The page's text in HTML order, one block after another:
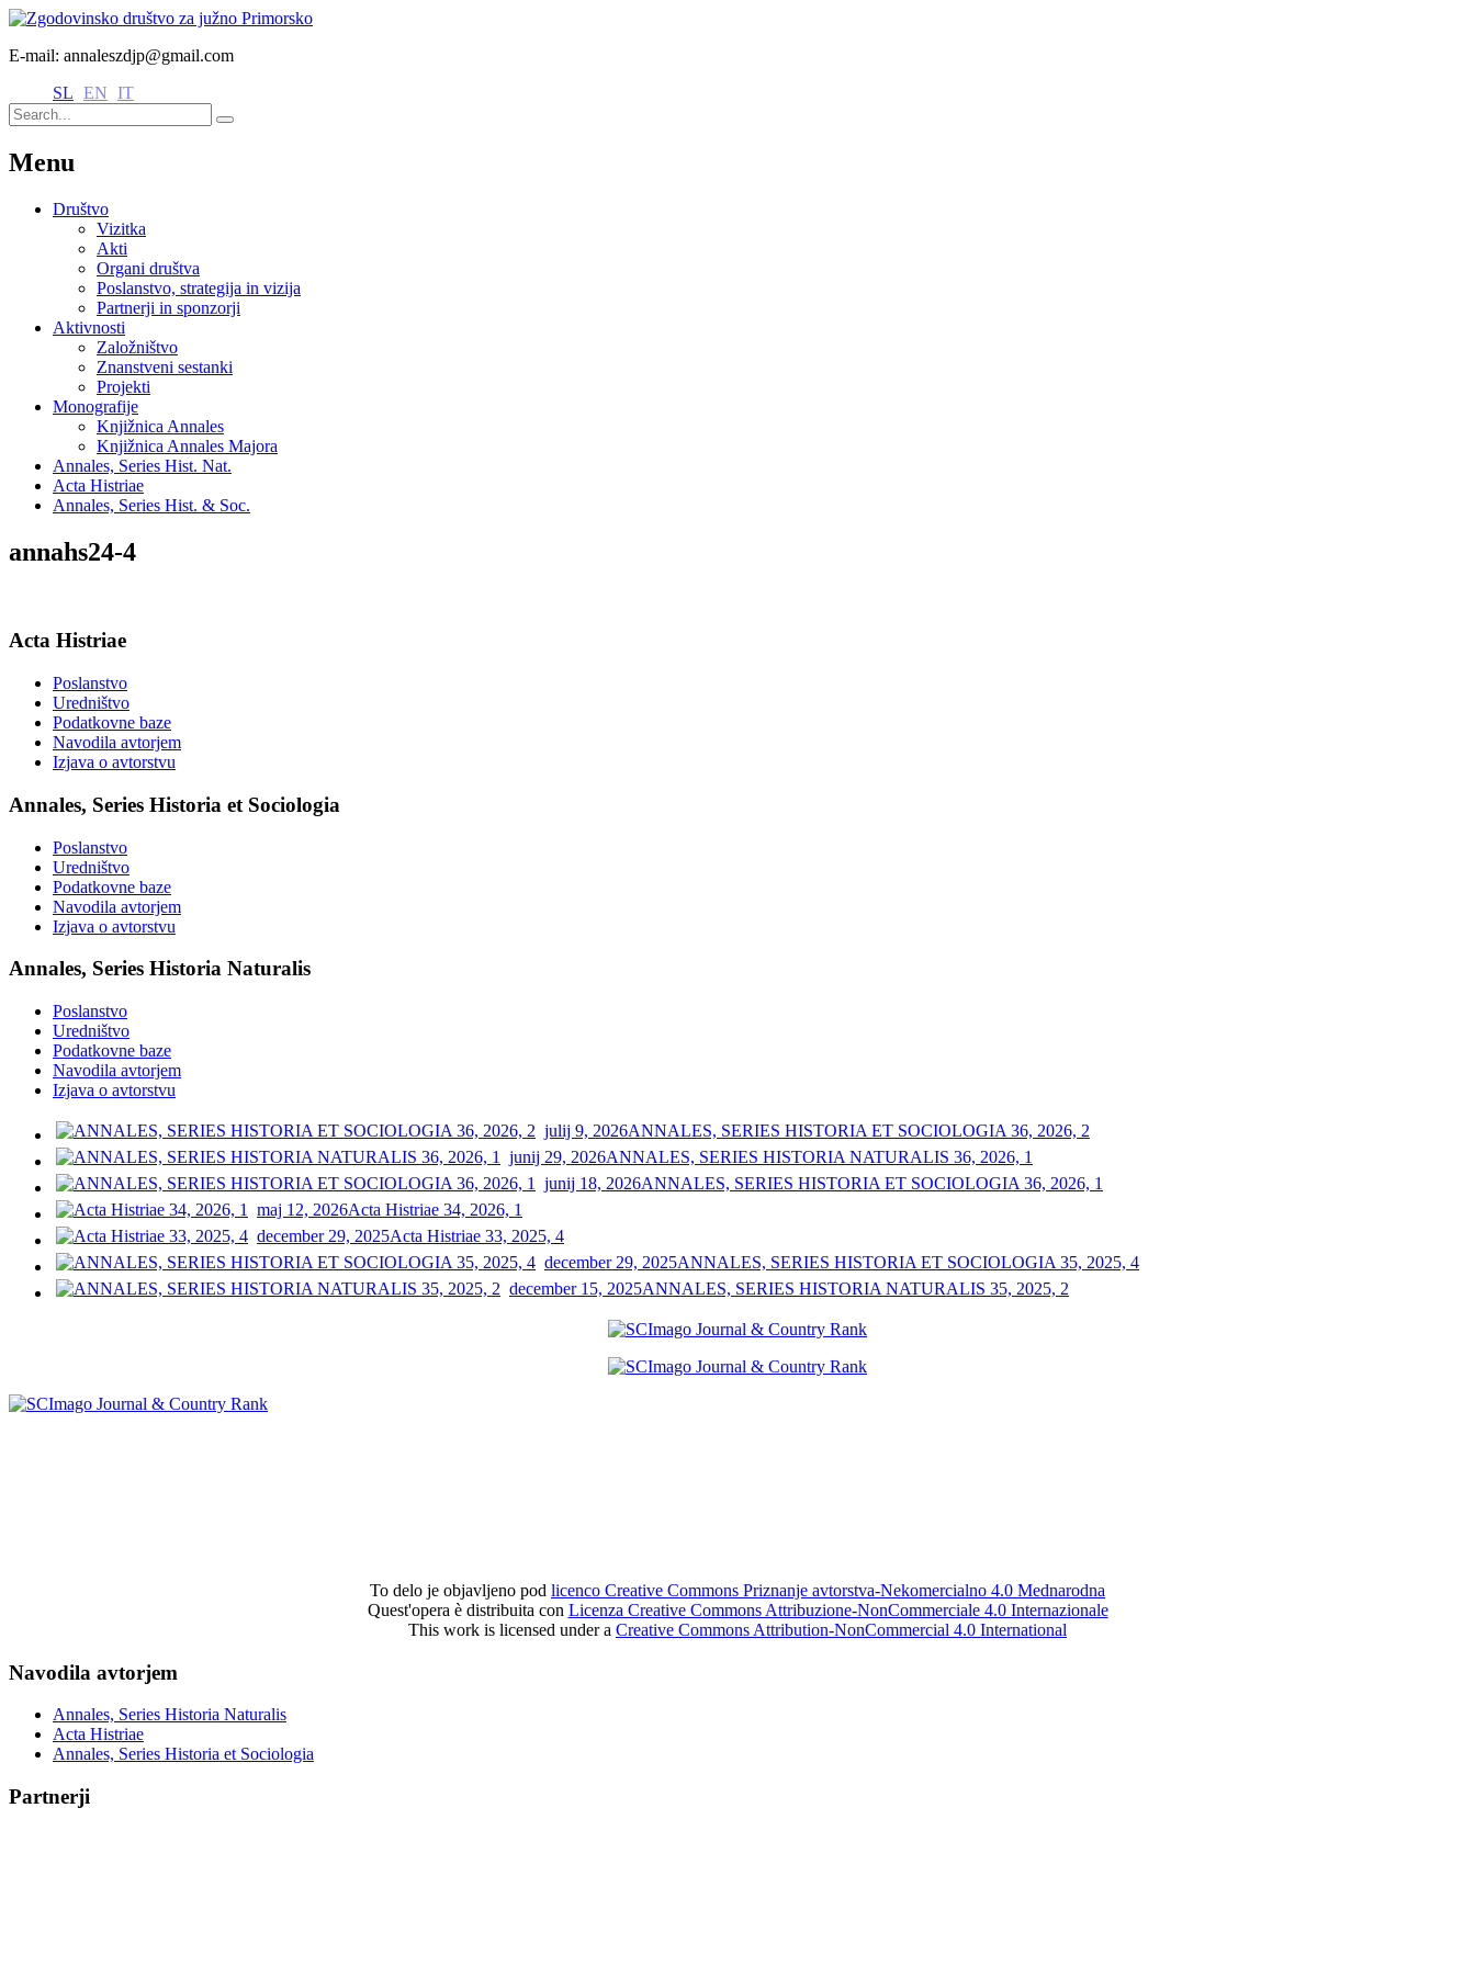
E-mail: annaleszdjp@gmail.com
SL EN IT
Menu
Društvo
Vizitka
Akti
Organi društva
Poslanstvo, strategija in vizija
Partnerji in sponzorji
Aktivnosti
Založništvo
Znanstveni sestanki
Projekti
Monografije
Knjižnica Annales
Knjižnica Annales Majora
Annales, Series Hist. Nat.
Acta Histriae
Annales, Series Hist. & Soc.
annahs24-4
Acta Histriae
Poslanstvo
Uredništvo
Podatkovne baze
Navodila avtorjem
Izjava o avtorstvu
Annales, Series Historia et Sociologia
Poslanstvo
Uredništvo
Podatkovne baze
Navodila avtorjem
Izjava o avtorstvu
Annales, Series Historia Naturalis
Poslanstvo
Uredništvo
Podatkovne baze
Navodila avtorjem
Izjava o avtorstvu
julij 9, 2026ANNALES, SERIES HISTORIA ET SOCIOLOGIA 36, 2026, 2
junij 29, 2026ANNALES, SERIES HISTORIA NATURALIS 36, 2026, 1
junij 18, 2026ANNALES, SERIES HISTORIA ET SOCIOLOGIA 36, 2026, 1
maj 12, 2026Acta Histriae 34, 2026, 1
december 29, 2025Acta Histriae 33, 2025, 4
december 29, 2025ANNALES, SERIES HISTORIA ET SOCIOLOGIA 35, 2025, 4
december 15, 2025ANNALES, SERIES HISTORIA NATURALIS 35, 2025, 2
To delo je objavljeno pod licenco Creative Commons Priznanje avtorstva-Nekomercialno 4.0 Mednarodna
Quest'opera è distribuita con Licenza Creative Commons Attribuzione-NonCommerciale 4.0 Internazionale
This work is licensed under a Creative Commons Attribution-NonCommercial 4.0 International
Navodila avtorjem
Annales, Series Historia Naturalis
Acta Histriae
Annales, Series Historia et Sociologia
Partnerji